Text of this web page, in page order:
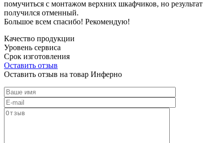
помучиться с монтажом верхних шкафчиков, но результат
получился отменный.
Большое всем спасибо! Рекомендую!
Качество продукции
Уровень сервиса
Срок изготовления
Оставить отзыв
Оставить отзыв на товар Инферно